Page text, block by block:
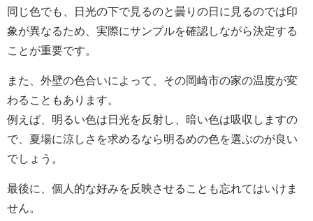
同じ色でも、日光の下で見るのと曇りの日に見るのでは印
象が異なるため、実際にサンプルを確認しながら決定する
ことが重要です。
また、外壁の色合いによって、その岡崎市の家の温度が変
わることもあります。
例えば、明るい色は日光を反射し、暗い色は吸収しますの
で、夏場に涼しさを求めるなら明るめの色を選ぶのが良い
でしょう。
最後に、個人的な好みを反映させることも忘れてはいけま
せん。